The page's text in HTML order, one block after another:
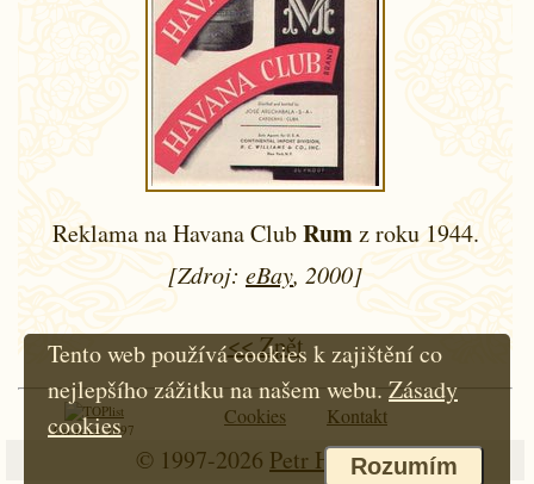
Reklama na Havana ClubRumz roku 1944.
[Zdroj: eBay, 2000]
<< Zpět
Od roku 1997
Cookies Kontakt
© 1997-2026 Petr Hloušek
Tento web používá cookies k zajištění co
nejlepšího zážitku na našem webu. Zásady
cookies
Rozumím